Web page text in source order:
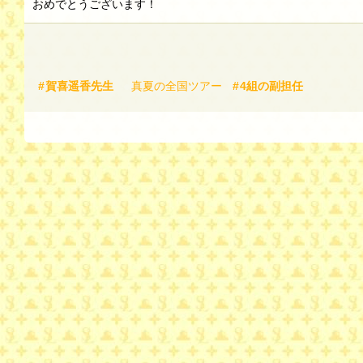
おめでとうございます！
賀喜遥香先生 真夏の全国ツアー 4組の副担任